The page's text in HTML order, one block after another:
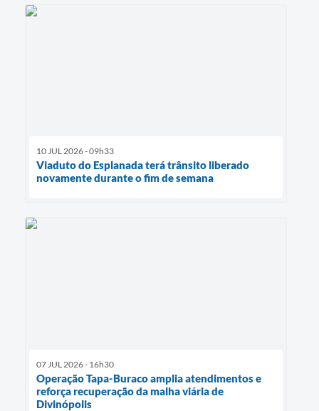
10 JUL 2026 - 09h33
Viaduto do Esplanada terá trânsito liberado
novamente durante o fim de semana
07 JUL 2026 - 16h30
Operação Tapa-Buraco amplia atendimentos e
reforça recuperação da malha viária de
Divinópolis